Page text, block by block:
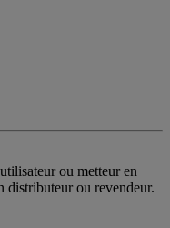
ou metteur en
distributeur ou revendeur.